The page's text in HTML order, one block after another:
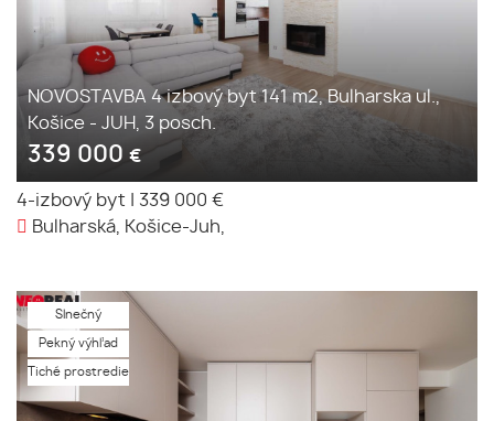
NOVOSTAVBA 4 izbový byt 141 m2, Bulharska ul.,
Košice - JUH, 3 posch.
339 000 €
4-izbový byt
339 000 €
Bulharská, Košice-Juh,
Slnečný
Pekný výhľad
Tiché prostredie